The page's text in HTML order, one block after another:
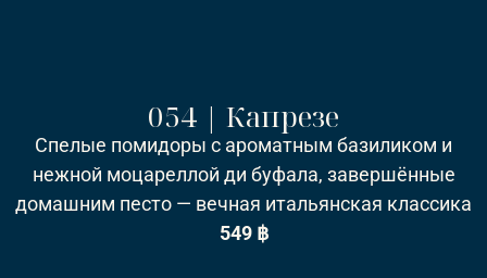
054 | Капрезе
Спелые помидоры с ароматным базиликом и
нежной моцареллой ди буфала, завершённые
домашним песто — вечная итальянская классика
549 ฿